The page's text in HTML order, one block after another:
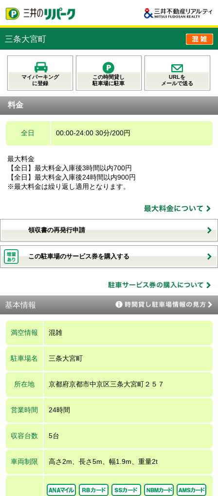
三条大宮町
マイパーキング
に登録
この時間貸し
駐車場に駐車
URLを
メールで送る
料金
全日 00:00-24:00 30分/200円
最大料金
【全日】最大料金入庫後3時間以内700円
【全日】最大料金入庫後24時間以内900円
※最大料金は繰り返し適用となります。
領収書の再発行申請
この駐車場のサービス券を購入する
基本情報
満空情報 混雑
駐車場名 三条大宮町
所在地 京都府京都市中京区三条大宮町２５７
営業時間 24時間
収容台数 5台
車両制限 高さ2m、長さ5m、幅1.9m、重量2t